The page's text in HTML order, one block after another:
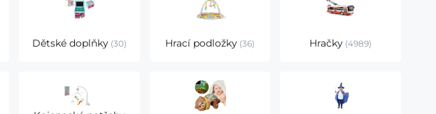
Dětské doplňky 30 Hrací podložky 36 Hračky 4989